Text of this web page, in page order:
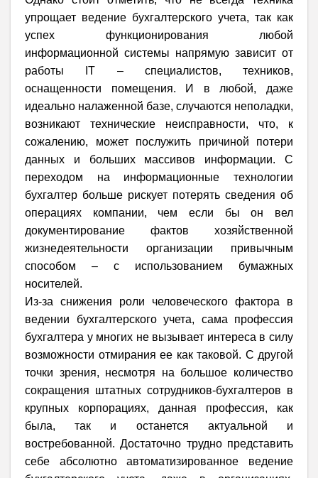
упрощает ведение бухгалтерского учета, так как
успех функционирования любой
информационной системы напрямую зависит от
работы IT – специалистов, техников,
оснащенности помещения. И в любой, даже
идеально налаженной базе, случаются неполадки,
возникают технические неисправности, что, к
сожалению, может послужить причиной потери
данных и больших массивов информации. С
переходом на информационные технологии
бухгалтер больше рискует потерять сведения об
операциях компании, чем если бы он вел
документирование фактов хозяйственной
жизнедеятельности организации привычным
способом – с использованием бумажных
носителей.
Из-за снижения роли человеческого фактора в
ведении бухгалтерского учета, сама профессия
бухгалтера у многих не вызывает интереса в силу
возможности отмирания ее как таковой. С другой
точки зрения, несмотря на большое количество
сокращения штатных сотрудников-бухгалтеров в
крупных корпорациях, данная профессия, как
была, так и останется актуальной и
востребованной. Достаточно трудно представить
себе абсолютно автоматизированное ведение